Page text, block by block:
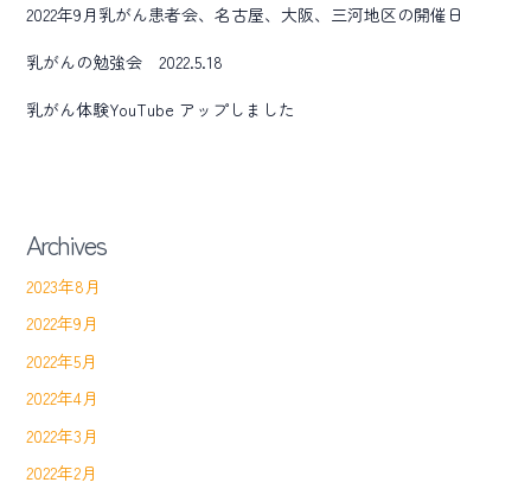
2022年9月乳がん患者会、名古屋、大阪、三河地区の開催日
乳がんの勉強会 2022.5.18
乳がん体験YouTube アップしました
Archives
2023年8月
2022年9月
2022年5月
2022年4月
2022年3月
2022年2月